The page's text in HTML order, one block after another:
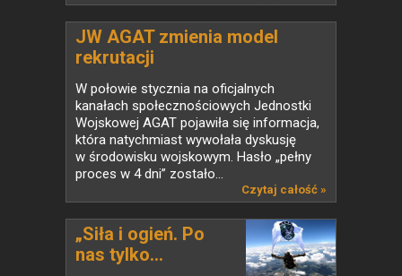
JW AGAT zmienia model
rekrutacji
W połowie stycznia na oficjalnych
kanałach społecznościowych Jednostki
Wojskowej AGAT pojawiła się informacja,
która natychmiast wywołała dyskusję
w środowisku wojskowym. Hasło „pełny
proces w 4 dni” zostało...
Czytaj całość »
„Siła i ogień. Po
nas tylko...